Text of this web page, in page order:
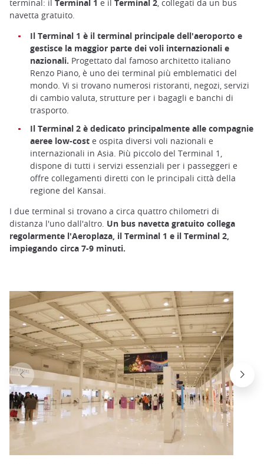
terminal: il Terminal 1 e il Terminal 2, collegati da un bus
navetta gratuito.
Il Terminal 1 è il terminal principale dell'aeroporto e
gestisce la maggior parte dei voli internazionali e
nazionali. Progettato dal famoso architetto italiano
Renzo Piano, è uno dei terminal più emblematici del
mondo. Vi si trovano numerosi ristoranti, negozi, servizi
di cambio valuta, strutture per i bagagli e banchi di
trasporto.
Il Terminal 2 è dedicato principalmente alle compagnie
aeree low-cost e ospita diversi voli nazionali e
internazionali in Asia. Più piccolo del Terminal 1,
dispone di tutti i servizi essenziali per i passeggeri e
offre collegamenti diretti con le principali città della
regione del Kansai.
I due terminal si trovano a circa quattro chilometri di
distanza l'uno dall'altro. Un bus navetta gratuito collega
regolarmente l'Aeroplaza, il Terminal 1 e il Terminal 2,
impiegando circa 7-9 minuti.